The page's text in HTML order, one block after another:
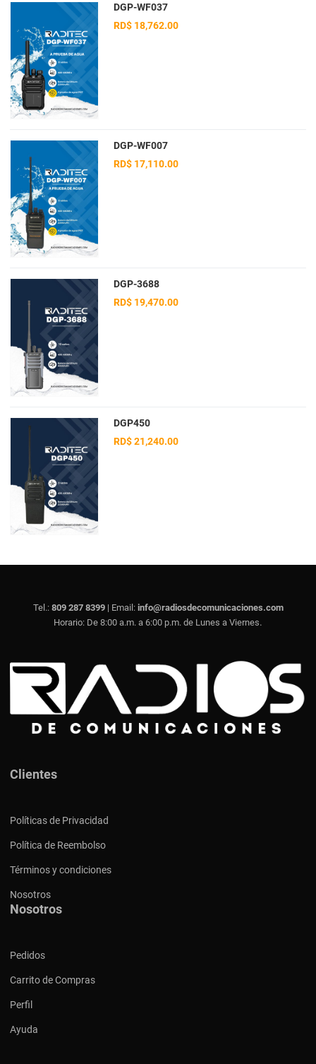
DGP-WF037
RD$ 18,762.00
DGP-WF007
RD$ 17,110.00
DGP-3688
RD$ 19,470.00
DGP450
RD$ 21,240.00
Tel.: 809 287 8399| Email: info@radiosdecomunicaciones.com
Horario: De 8:00 a.m. a 6:00 p.m. de Lunes a Viernes.
Clientes
Políticas de Privacidad
Política de Reembolso
Términos y condiciones
Nosotros
Nosotros
Pedidos
Carrito de Compras
Perfil
Ayuda